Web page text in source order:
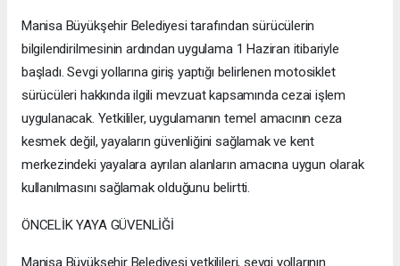
Manisa Büyükşehir Belediyesi tarafından sürücülerin
bilgilendirilmesinin ardından uygulama 1 Haziran itibariyle
başladı. Sevgi yollarına giriş yaptığı belirlenen motosiklet
sürücüleri hakkında ilgili mevzuat kapsamında cezai işlem
uygulanacak. Yetkililer, uygulamanın temel amacının ceza
kesmek değil, yayaların güvenliğini sağlamak ve kent
merkezindeki yayalara ayrılan alanların amacına uygun olarak
kullanılmasını sağlamak olduğunu belirtti.
ÖNCELİK YAYA GÜVENLİĞİ
Manisa Büyükşehir Belediyesi yetkilileri, sevgi yollarının